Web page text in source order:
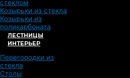
стеклом
Козырьки из стекла
Козырьки из
поликарбоната
ЛЕСТНИЦЫ
ИНТЕРЬЕР
Перегородки из
стекла
Столы